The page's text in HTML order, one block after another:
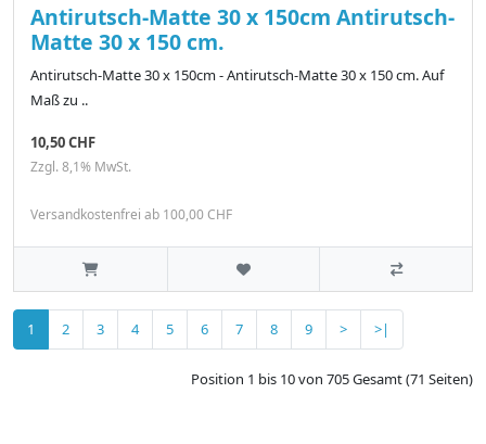
Antirutsch-Matte 30 x 150cm Antirutsch-
Matte 30 x 150 cm.
Antirutsch-Matte 30 x 150cm - Antirutsch-Matte 30 x 150 cm. Auf
Maß zu ..
10,50 CHF
Zzgl. 8,1% MwSt.
Versandkostenfrei ab 100,00 CHF
1 2 3 4 5 6 7 8 9 > >|
Position 1 bis 10 von 705 Gesamt (71 Seiten)